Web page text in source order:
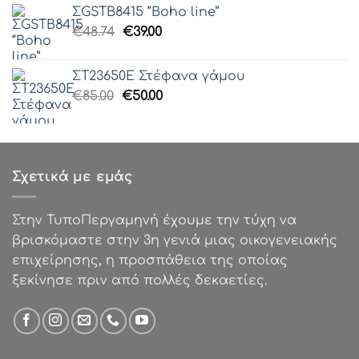
€85.00.είναι:
€50.00.
ΣGSTB8415 “Boho line”
€48.74 Original
€48.74.
€39.00Η
είναι:
€39.00.
ΣΤ23650Ε Στέφανα γάμου
€85.00 Original
€85.00.
€50.00Η
είναι:
Σχετικά με εμάς
Στην ΤυποΠεργαμηνή έχουμε την τύχη να
βρισκόμαστε στην 3η γενιά μιας οικογενειακής
επιχείρησης, η προσπάθεια της οποίας
ξεκίνησε πριν από πολλές δεκαετίες.